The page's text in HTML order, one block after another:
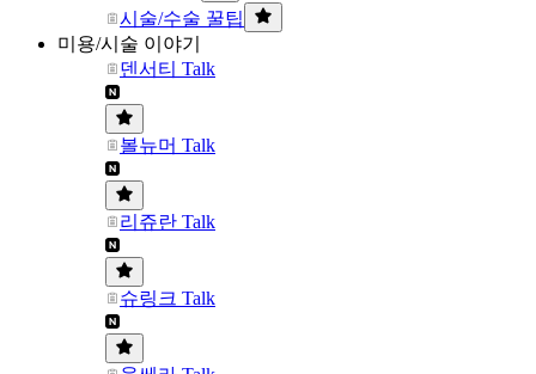
시술/수술 꿀팁
미용/시술 이야기
덴서티 Talk
볼뉴머 Talk
리쥬란 Talk
슈링크 Talk